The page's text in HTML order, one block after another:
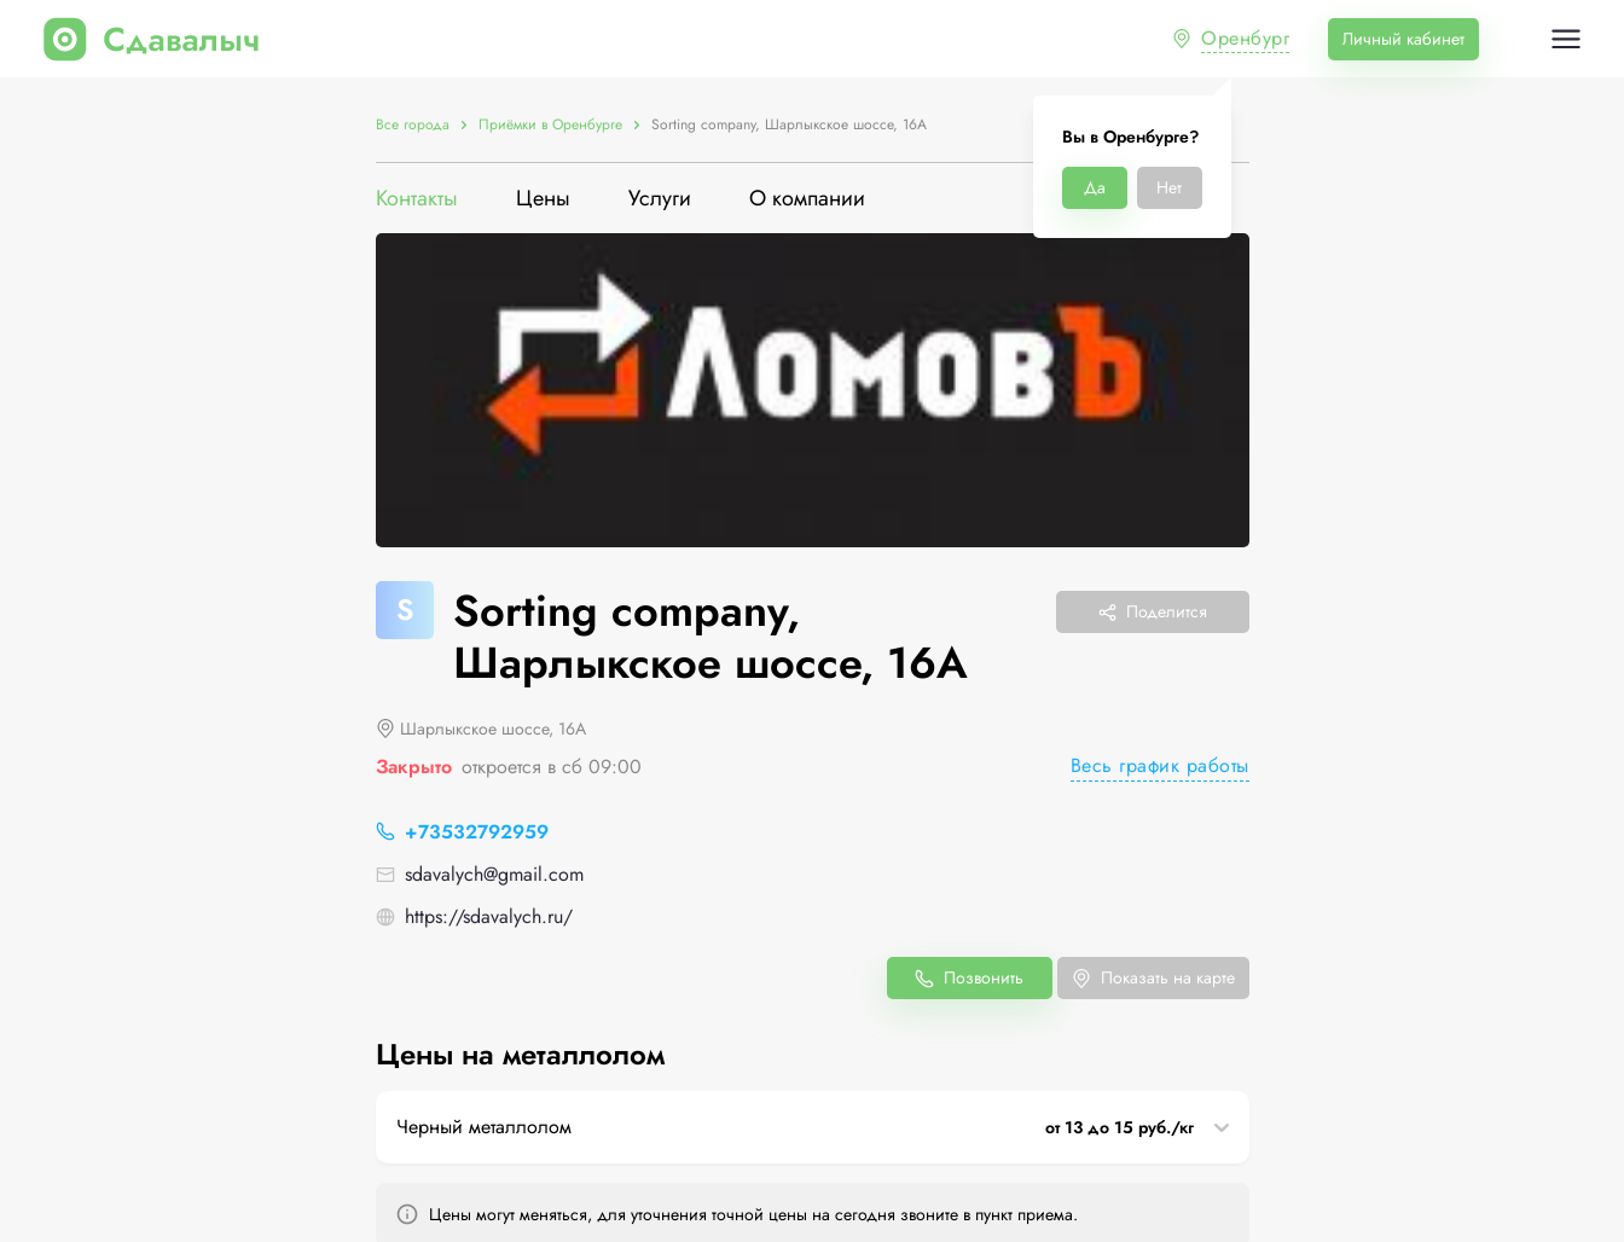
Оренбург
Вы в Оренбурге?
Да Нет
Личный кабинет
Все города Приёмки в Оренбурге Sorting company, Шарлыкское шоссе, 16А
Контакты Цены Услуги О компании
S
Sorting company,
Шарлыкское шоссе, 16А
Поделится
Шарлыкское шоссе, 16А
Закрыто откроется в сб 09:00 Весь график работы
+73532792959
sdavalych@gmail.com
https://sdavalych.ru/
Позвонить Показать на карте
Цены на металлолом
Черный металлолом от 13 до 15 руб./кг
Цены могут меняться, для уточнения точной цены на сегодня звоните в пункт приема.